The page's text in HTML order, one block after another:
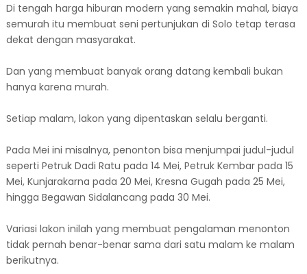
Di tengah harga hiburan modern yang semakin mahal, biaya
semurah itu membuat seni pertunjukan di Solo tetap terasa
dekat dengan masyarakat.
Dan yang membuat banyak orang datang kembali bukan
hanya karena murah.
Setiap malam, lakon yang dipentaskan selalu berganti.
Pada Mei ini misalnya, penonton bisa menjumpai judul-judul
seperti Petruk Dadi Ratu pada 14 Mei, Petruk Kembar pada 15
Mei, Kunjarakarna pada 20 Mei, Kresna Gugah pada 25 Mei,
hingga Begawan Sidalancang pada 30 Mei.
Variasi lakon inilah yang membuat pengalaman menonton
tidak pernah benar-benar sama dari satu malam ke malam
berikutnya.